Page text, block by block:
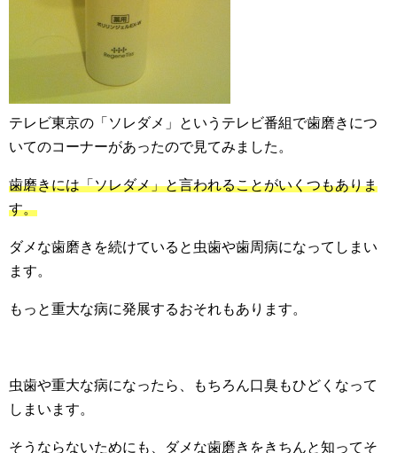
テレビ東京の「ソレダメ」というテレビ番組で歯磨きにつ
いてのコーナーがあったので見てみました。
歯磨きには「ソレダメ」と言われることがいくつもありま
す。
ダメな歯磨きを続けていると虫歯や歯周病になってしまい
ます。
もっと重大な病に発展するおそれもあります。
虫歯や重大な病になったら、もちろん口臭もひどくなって
しまいます。
そうならないためにも、ダメな歯磨きをきちんと知ってそ